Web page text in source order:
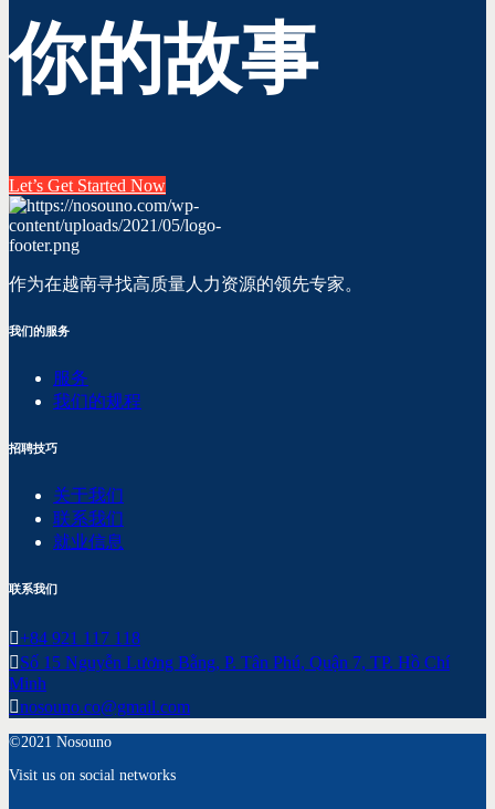
你的故事
Let’s Get Started Now
作为在越南寻找高质量人力资源的领先专家。
我们的服务
服务
我们的规程
招聘技巧
关于我们
联系我们
就业信息
联系我们
+84 921 117 118
Số 15 Nguyễn Lương Bằng, P. Tân Phú, Quận 7, TP. Hồ Chí
Minh
nosouno.co@gmail.com
©2021 Nosouno
Visit us on social networks